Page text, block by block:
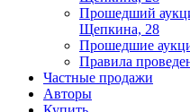
Прошедший
Щепкина, 28
Прошедшие
Правила
Частные продажи
Авторы